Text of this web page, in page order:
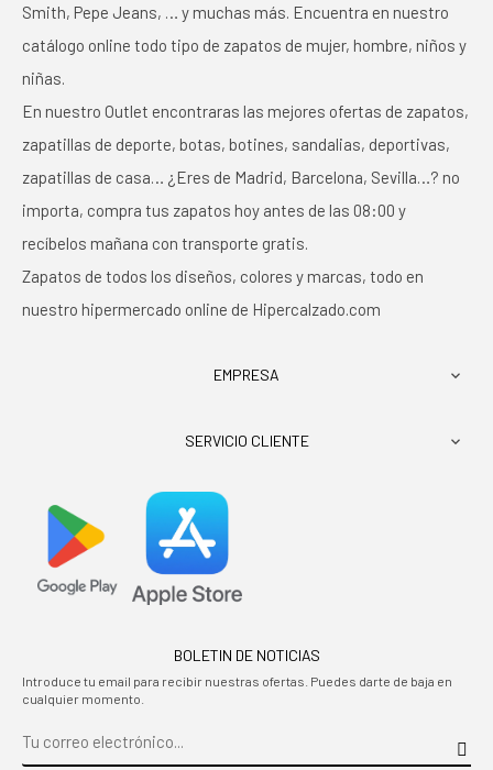
Smith, Pepe Jeans, … y muchas más. Encuentra en nuestro
catálogo online todo tipo de zapatos de mujer, hombre, niños y
niñas.
En nuestro Outlet encontraras las mejores ofertas de zapatos,
zapatillas de deporte, botas, botines, sandalias, deportivas,
zapatillas de casa… ¿Eres de Madrid, Barcelona, Sevilla…? no
importa, compra tus zapatos hoy antes de las 08:00 y
recíbelos mañana con transporte gratis.
Zapatos de todos los diseños, colores y marcas, todo en
nuestro hipermercado online de Hipercalzado.com
EMPRESA 
SERVICIO CLIENTE 
BOLETIN DE NOTICIAS
Introduce tu email para recibir nuestras ofertas. Puedes darte de baja en
cualquier momento.